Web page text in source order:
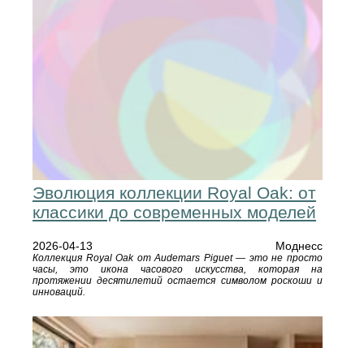
Эволюция коллекции Royal Oak: от
классики до современных моделей
2026-04-13 Моднесс
Коллекция Royal Oak от Audemars Piguet — это не просто
часы, это икона часового искусства, которая на
протяжении десятилетий остается символом роскоши и
инноваций.